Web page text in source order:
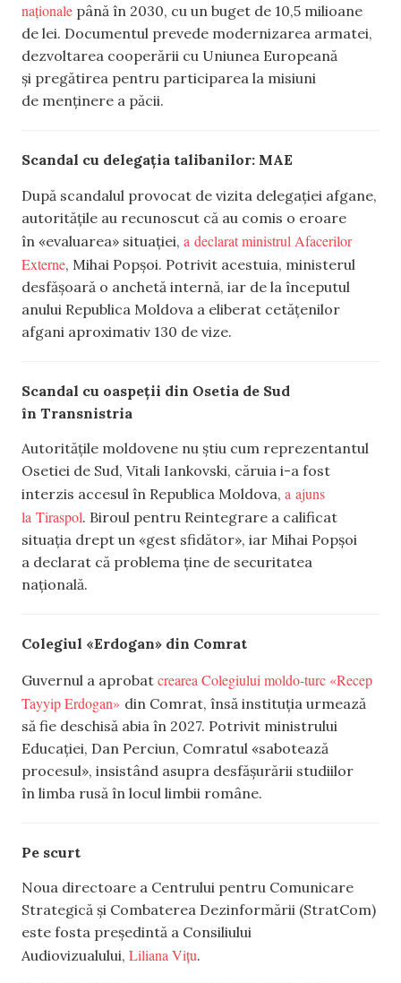
naționale până în 2030, cu un buget de 10,5 milioane
de lei. Documentul prevede modernizarea armatei,
dezvoltarea cooperării cu Uniunea Europeană
și pregătirea pentru participarea la misiuni
de menținere a păcii.
Scandal cu delegația talibanilor: MAE
După scandalul provocat de vizita delegației afgane,
autoritățile au recunoscut că au comis o eroare
în «evaluarea» situației, a declarat ministrul Afacerilor
Externe, Mihai Popșoi. Potrivit acestuia, ministerul
desfășoară o anchetă internă, iar de la începutul
anului Republica Moldova a eliberat cetățenilor
afgani aproximativ 130 de vize.
Scandal cu oaspeții din Osetia de Sud
în Transnistria
Autoritățile moldovene nu știu cum reprezentantul
Osetiei de Sud, Vitali Iankovski, căruia i-a fost
interzis accesul în Republica Moldova, a ajuns
la Tiraspol. Biroul pentru Reintegrare a calificat
situația drept un «gest sfidător», iar Mihai Popșoi
a declarat că problema ține de securitatea
națională.
Colegiul «Erdogan» din Comrat
Guvernul a aprobat crearea Colegiului moldo-turc «Recep
Tayyip Erdogan» din Comrat, însă instituția urmează
să fie deschisă abia în 2027. Potrivit ministrului
Educației, Dan Perciun, Comratul «sabotează
procesul», insistând asupra desfășurării studiilor
în limba rusă în locul limbii române.
Pe scurt
Noua directoare a Centrului pentru Comunicare
Strategică și Combaterea Dezinformării (StratCom)
este fosta președintă a Consiliului
Audiovizualului, Liliana Vițu.